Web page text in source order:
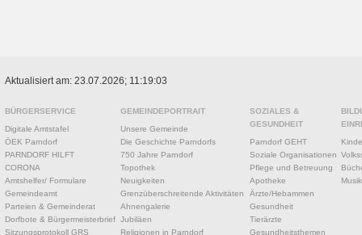
Aktualisiert am: 23.07.2026; 11:19:03
BÜRGERSERVICE
Digitale Amtstafel
ÖEK Parndorf
PARNDORF HILFT
CORONA
Amtshelfer/ Formulare
Gemeindeamt
Parteien & Gemeinderat
Dorfbote & Bürgermeisterbrief
Sitzungsprotokoll GRS
GEMEINDEPORTRAIT
Unsere Gemeinde
Die Geschichte Parndorfs
750 Jahre Parndorf
Topothek
Neuigkeiten
Grenzüberschreitende Aktivitäten
Ahnengalerie
Jubiläen
Religionen in Parndorf
SOZIALES &
GESUNDHEIT
Parndorf GEHT
Soziale Organisationen
Pflege und Betreuung
Apotheke
Ärzte/Hebammen
Gesundheit
Tierärzte
Gesundheitsthemen